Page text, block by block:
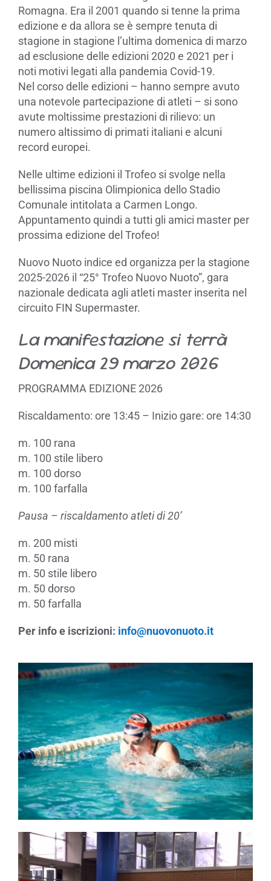
Romagna. Era il 2001 quando si tenne la prima
edizione e da allora se è sempre tenuta di
stagione in stagione l’ultima domenica di marzo
ad esclusione delle edizioni 2020 e 2021 per i
noti motivi legati alla pandemia Covid-19.
Nel corso delle edizioni – hanno sempre avuto
una notevole partecipazione di atleti – si sono
avute moltissime prestazioni di rilievo: un
numero altissimo di primati italiani e alcuni
record europei.
Nelle ultime edizioni il Trofeo si svolge nella
bellissima piscina Olimpionica dello Stadio
Comunale intitolata a Carmen Longo.
Appuntamento quindi a tutti gli amici master per
prossima edizione del Trofeo!
Nuovo Nuoto indice ed organizza per la stagione
2025-2026 il “25° Trofeo Nuovo Nuoto”, gara
nazionale dedicata agli atleti master inserita nel
circuito FIN Supermaster.
La manifestazione si terrà
Domenica 29 marzo 2026
PROGRAMMA EDIZIONE 2026
Riscaldamento: ore 13:45 – Inizio gare: ore 14:30
m. 100 rana
m. 100 stile libero
m. 100 dorso
m. 100 farfalla
Pausa – riscaldamento atleti di 20’
m. 200 misti
m. 50 rana
m. 50 stile libero
m. 50 dorso
m. 50 farfalla
Per info e iscrizioni: info@nuovonuoto.it